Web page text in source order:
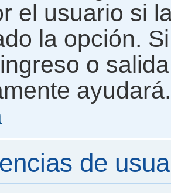
el usuario si
la opción.
o
ayudará.
de